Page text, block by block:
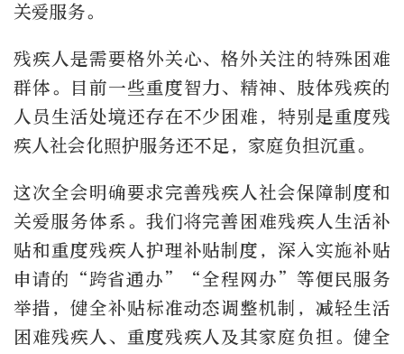
关爱服务。
残疾人是需要格外关心、格外关注的特殊困难
群体。目前一些重度智力、精神、肢体残疾的
人员生活处境还存在不少困难，特别是重度残
疾人社会化照护服务还不足，家庭负担沉重。
这次全会明确要求完善残疾人社会保障制度和
关爱服务体系。我们将完善困难残疾人生活补
贴和重度残疾人护理补贴制度，深入实施补贴
申请的“跨省通办”“全程网办”等便民服务
举措，健全补贴标准动态调整机制，减轻生活
困难残疾人、重度残疾人及其家庭负担。健全